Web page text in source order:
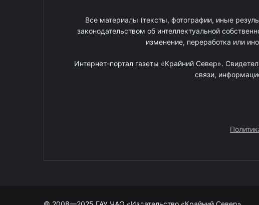
Все материалы (тексты, фотографии, иные
законодательством об интеллектуальной
изменение, переработка или
Интернет-портал газеты «Крайний Север».
связи,